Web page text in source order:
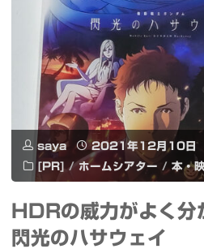
リ
ア
と
ヱ
ビ
ス
ビ
ー
な
り
介
護
が
っ
saya
2021年12月10日
[PR] / ホームシアター / 本・
HDRの威力がよく
閃光のハサウェイ